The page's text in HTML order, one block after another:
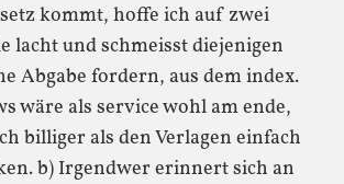
kommt, hoffe ich auf zwei
lacht und schmeisst diejenigen
Abgabe fordern, aus dem index.
wäre als service wohl am ende,
billiger als den Verlagen einfach
b) Irgendwer erinnert sich an